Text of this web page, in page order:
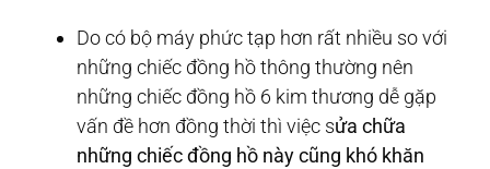
Do có bộ máy phức tạp hơn rất nhiều so với
những chiếc đồng hồ thông thường nên
những chiếc đồng hồ 6 kim thương dễ gặp
vấn đề hơn đồng thời thì việc sửa chữa
những chiếc đồng hồ này cũng khó khăn